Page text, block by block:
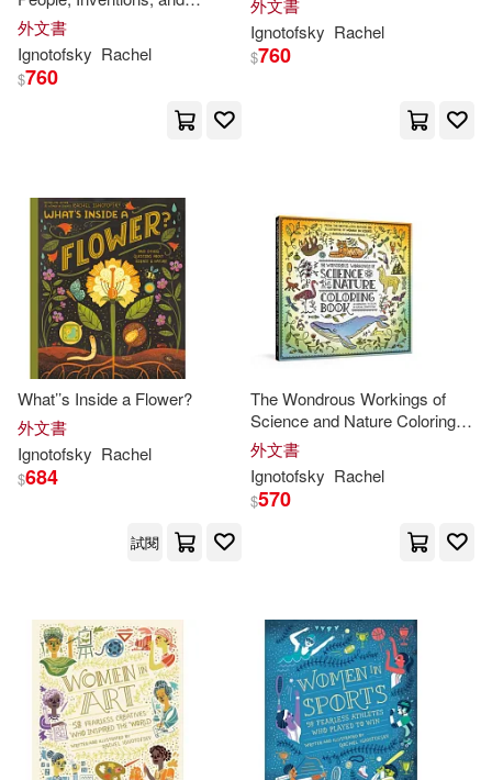
Technology That Changed Our
World
外文書
Ignotofsky Rachel
$760
外文書
Ignotofsky Rachel
$760
What’’s Inside a Flower?
外文書
Ignotofsky Rachel
$684
試閱
The Wondrous Workings of
Science and Nature Coloring
Book: 40 Line Drawings to
Color
外文書
Ignotofsky Rachel
$570